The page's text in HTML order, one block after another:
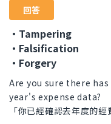
回答
・Tampering
・Falsification
・Forgery
Are you sure there
year's expense data?
「你已經確認去年度的